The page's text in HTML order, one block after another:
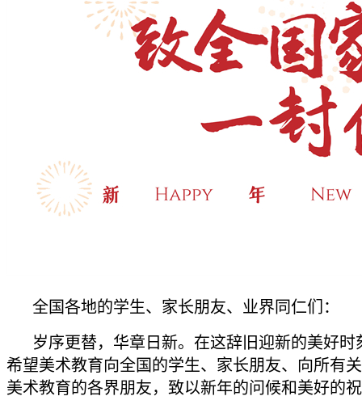
全国各地的学生、家长朋友、业界同仁们：
岁序更替，华章日新。在这辞旧迎新的美好时
希望美术教育向全国的学生、家长朋友、向所有
美术教育的各界朋友，致以新年的问候和美好的